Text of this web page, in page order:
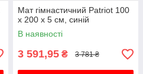
Мат гімнастичний Patriot 100
х 200 х 5 см, синій
В наявності
3 591,95 ₴ 3 781 ₴